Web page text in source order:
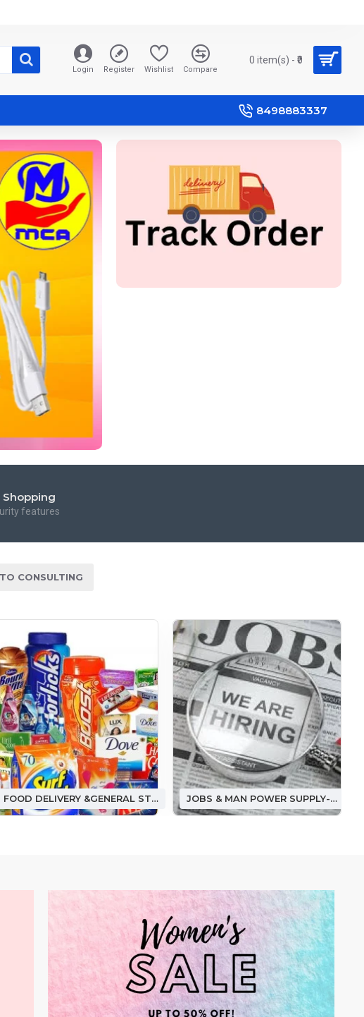
Login Register Wishlist Compare
0 item(s) - ₹0
8498883337
Shopping
features
CONSULTING
FOOD DELIVERY &GENERAL STORE ఫుడ్ డెలివరీ &(జనరల్ స్టోర్) JOBS & MAN POWER SUPPLY-జాబ్ అండ్ మ్యాన్ పవర్ సప్లై